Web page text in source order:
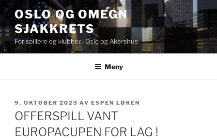
til
innhold
OSLO OG OMEGN
SJAKKRETS
For spillere og klubber i Oslo og Akershus
Meny
PUBLISERT
9. OKTOBER 2023 AV ESPEN LØKEN
OFFERSPILL VANT
EUROPACUPEN FOR LAG !